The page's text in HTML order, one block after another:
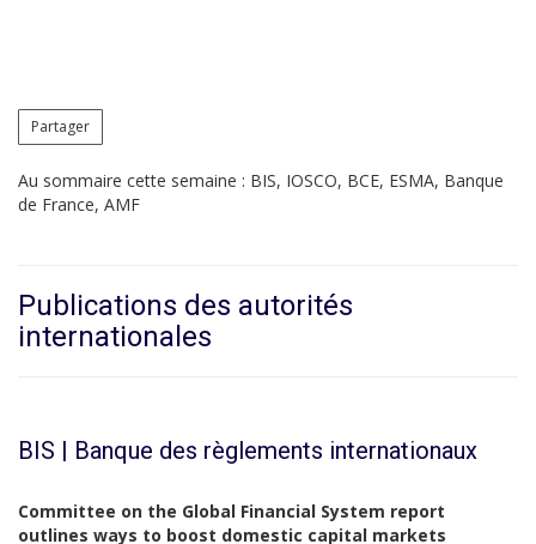
Partager
Au sommaire cette semaine : BIS, IOSCO, BCE, ESMA, Banque
de France, AMF
Publications des autorités
internationales
BIS | Banque des règlements internationaux
Committee on the Global Financial System report
outlines ways to boost domestic capital markets